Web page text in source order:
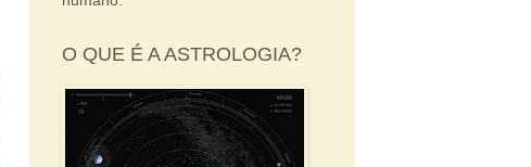
O QUE É A ASTROLOGIA?